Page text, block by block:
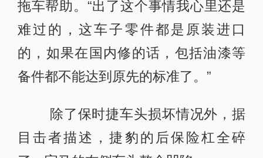
拖车帮助。“出了这个事情我心里还是
难过的，这车子零件都是原装进口
的，如果在国内修的话，包括油漆等
备件都不能达到原先的标准了。”
除了保时捷车头损坏情况外，据
目击者描述，捷豹的后保险杠全碎